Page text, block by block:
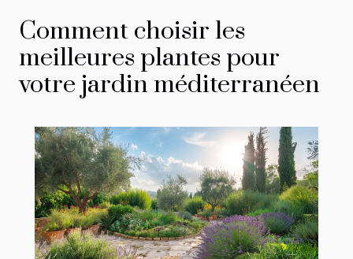
Comment choisir les
meilleures plantes pour
votre jardin méditerranéen